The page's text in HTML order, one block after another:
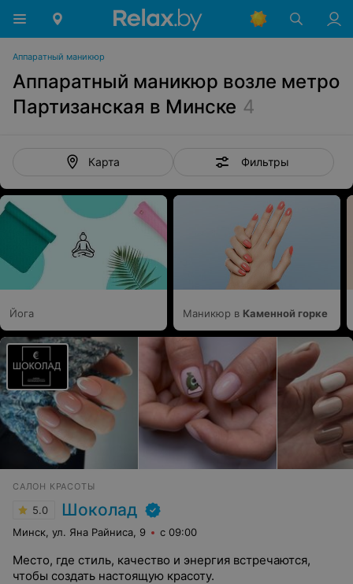
Аппаратный маникюр
Аппаратный маникюр возле метро
Партизанская в Минске 4
Карта Фильтры
Йога Маникюр в Каменной горке
САЛОН КРАСОТЫ
5.0 Шоколад
Минск, ул. Яна Райниса, 9 с 09:00
Место, где стиль, качество и энергия встречаются,
чтобы создать настоящую красоту.